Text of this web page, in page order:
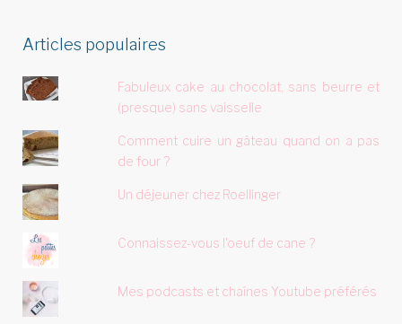
Articles populaires
Fabuleux cake au chocolat, sans beurre et
(presque) sans vaisselle
Comment cuire un gâteau quand on a pas
de four ?
Un déjeuner chez Roellinger
Connaissez-vous l'oeuf de cane ?
Mes podcasts et chaînes Youtube préférés